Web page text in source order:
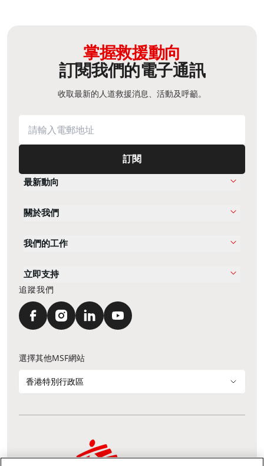
掌握救援動向
訂閱我們的電子通訊
收取最新的人道救援消息、活動及呼籲。
訂閱
最新動向
關於我們
我們的工作
立即支持
追蹤我們
選擇其他MSF網站
香港特別行政區